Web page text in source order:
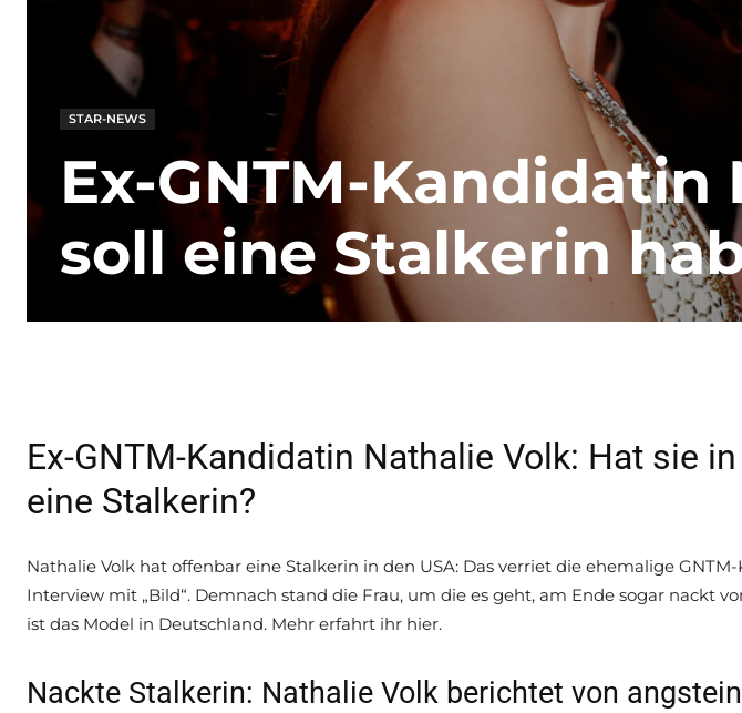
STAR-NEWS
Ex-GNTM-
soll eine Stalkerin
Ex-GNTM-Kandidatin Nathalie Volk: Hat sie
eine Stalkerin?
Nathalie Volk hat offenbar eine Stalkerin in den USA: Das verriet die ehemalige
Interview mit „Bild“. Demnach stand die Frau, um die es geht, am Ende sogar nackt
ist das Model in Deutschland. Mehr erfahrt ihr hier.
Nackte Stalkerin: Nathalie Volk berichtet von